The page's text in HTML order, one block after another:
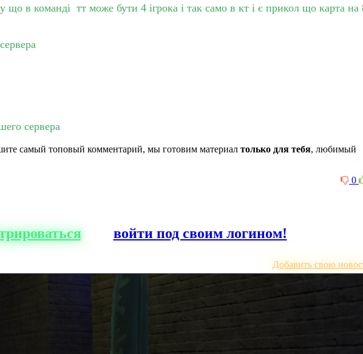
що в команді тт може бути 4 ігрока і так само в кт і є прикол що карта на
сервера
самый топовый комментарий, мы готовим материал только для тебя, любимый
0
или войти под своим логином!
Добавить свою